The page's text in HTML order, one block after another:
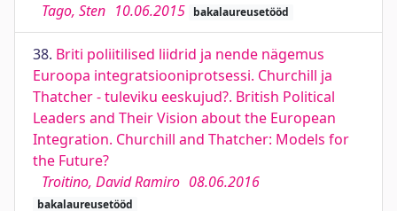
Tago, Sten 10.06.2015 bakalaureusetööd
38. Briti poliitilised liidrid ja nende nägemus
Euroopa integratsiooniprotsessi. Churchill ja
Thatcher - tuleviku eeskujud?. British Political
Leaders and Their Vision about the European
Integration. Churchill and Thatcher: Models for
the Future?
Troitino, David Ramiro 08.06.2016
bakalaureusetööd